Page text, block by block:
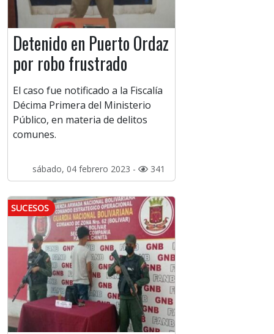
Detenido en Puerto Ordaz
por robo frustrado
El caso fue notificado a la Fiscalía
Décima Primera del Ministerio
Público, en materia de delitos
comunes.
sábado, 04 febrero 2023 - 341
SUCESOS